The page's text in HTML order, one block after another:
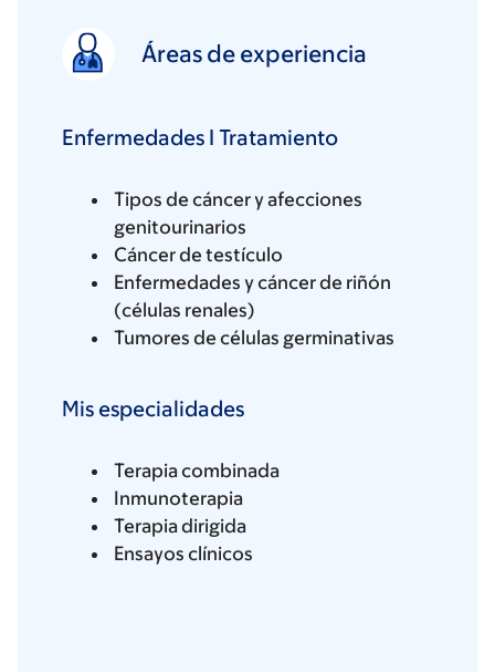
Áreas de experiencia
Enfermedades I Tratamiento
Tipos de cáncer y afecciones
genitourinarios
Cáncer de testículo
Enfermedades y cáncer de riñón
(células renales)
Tumores de células germinativas
Mis especialidades
Terapia combinada
Inmunoterapia
Terapia dirigida
Ensayos clínicos